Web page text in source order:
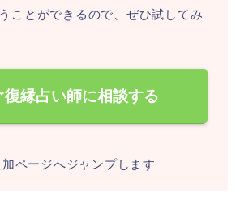
ことができるので、ぜひ試してみ
復縁占い師に相談する
ページへジャンプします